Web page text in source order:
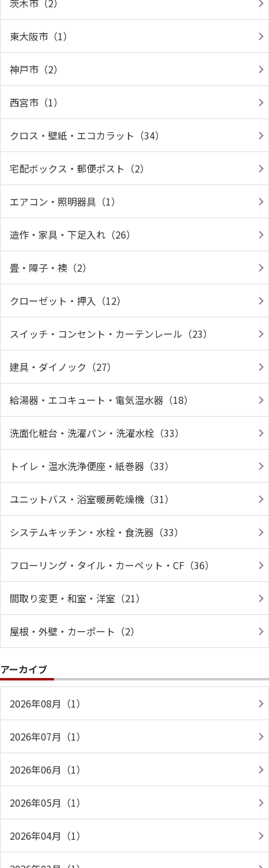
東大阪市（1）
神戸市（2）
西宮市（1）
クロス・壁紙・エコカラット（34）
宅配ボックス・郵便ポスト（2）
エアコン・照明器具（1）
造作・家具・下足入れ（26）
畳・障子・襖（2）
クローゼット・押入（12）
スイッチ・コンセント・カーテンレール（23）
建具・ダイノック（27）
給湯器・エコキュート・電気温水器（18）
洗面化粧台・洗濯パン・洗濯水栓（33）
トイレ・温水洗浄便座・紙巻器（33）
ユニットバス・浴室暖房乾燥機（31）
システムキッチン・水栓・食洗器（33）
フローリング・タイル・カーペット・CF（36）
間取り変更・和室・洋室（21）
屋根・外壁・カーポート（2）
アーカイブ
2026年08月（1）
2026年07月（1）
2026年06月（1）
2026年05月（1）
2026年04月（1）